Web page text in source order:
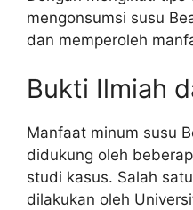
mengonsumsi susu
dan memperoleh
Bukti Ilmiah
Manfaat minum susu
didukung oleh
studi kasus. Salah
dilakukan oleh